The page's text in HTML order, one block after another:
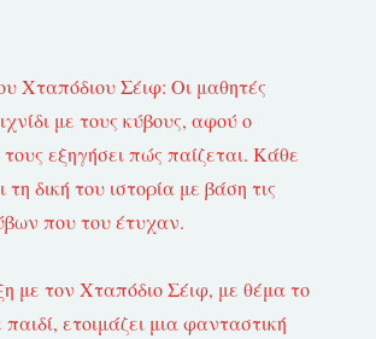
Χταπόδιου Σέιφ: Οι μαθητές
με τους κύβους, αφού ο
τους εξηγήσει πώς παίζεται. Κάθε
τη δική του ιστορία με βάση τις
που του έτυχαν.
με τον Χταπόδιο Σέιφ, με θέμα το
ετοιμάζει μια φανταστική